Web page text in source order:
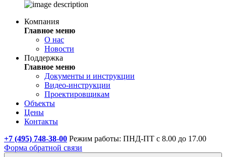
Компания
Главное меню
О нас
Новости
Поддержка
Главное меню
Документы и инструкции
Видео-инструкции
Проектировщикам
Объекты
Цены
Контакты
+7 (495) 748-38-00 Режим работы: ПНД-ПТ с 8.00 до 17.00
Форма обратной связи